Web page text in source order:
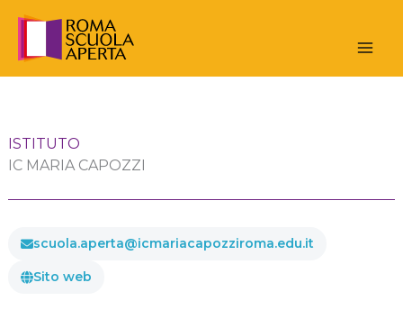
contenuto
ISTITUTO
IC MARIA CAPOZZI
scuola.aperta@icmariacapozziroma.edu.it
Sito web